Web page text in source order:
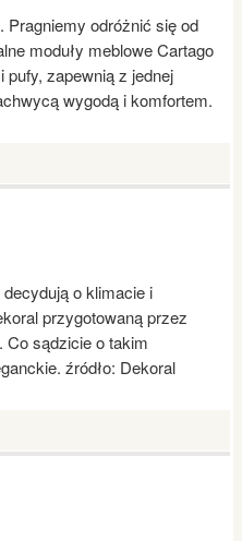
Pragniemy odróżnić się od
moduły meblowe Cartago
zapewnią z jednej
wygodą i komfortem.
o klimacie i
przygotowaną przez
Co sądzicie o takim
źródło: Dekoral